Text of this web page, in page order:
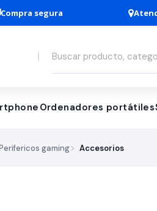
Compra segura
Ordenadores portátiles
gaming Accesorios